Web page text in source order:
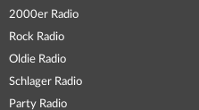
2000er Radio
Rock Radio
Oldie Radio
Schlager Radio
Party Radio